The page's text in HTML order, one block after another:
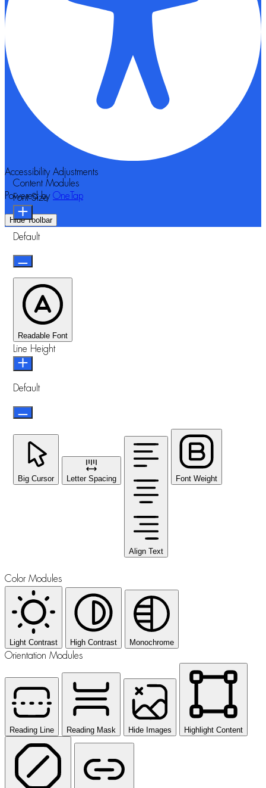
Accessibility Adjustments
Powered by OneTap
Hide Toolbar
Content Modules
Font Size
Default
Readable Font
Line Height
Default
Big Cursor Letter Spacing
Align Text
Font Weight
Color Modules
Light Contrast High Contrast Monochrome
Orientation Modules
Reading Line Reading Mask Hide Images Highlight Content